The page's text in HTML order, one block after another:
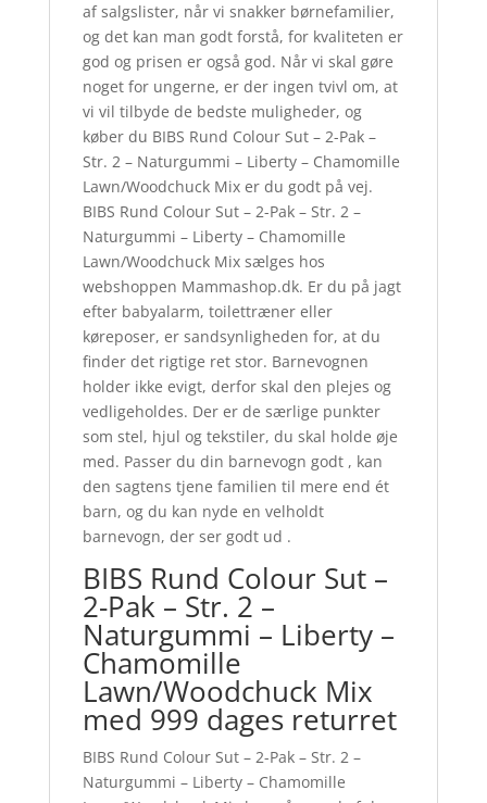
af salgslister, når vi snakker børnefamilier,
og det kan man godt forstå, for kvaliteten er
god og prisen er også god. Når vi skal gøre
noget for ungerne, er der ingen tvivl om, at
vi vil tilbyde de bedste muligheder, og
køber du BIBS Rund Colour Sut – 2-Pak –
Str. 2 – Naturgummi – Liberty – Chamomille
Lawn/Woodchuck Mix er du godt på vej.
BIBS Rund Colour Sut – 2-Pak – Str. 2 –
Naturgummi – Liberty – Chamomille
Lawn/Woodchuck Mix sælges hos
webshoppen Mammashop.dk. Er du på jagt
efter babyalarm, toilettræner eller
køreposer, er sandsynligheden for, at du
finder det rigtige ret stor. Barnevognen
holder ikke evigt, derfor skal den plejes og
vedligeholdes. Der er de særlige punkter
som stel, hjul og tekstiler, du skal holde øje
med. Passer du din barnevogn godt , kan
den sagtens tjene familien til mere end ét
barn, og du kan nyde en velholdt
barnevogn, der ser godt ud .
BIBS Rund Colour Sut –
2-Pak – Str. 2 –
Naturgummi – Liberty –
Chamomille
Lawn/Woodchuck Mix
med 999 dages returret
BIBS Rund Colour Sut – 2-Pak – Str. 2 –
Naturgummi – Liberty – Chamomille